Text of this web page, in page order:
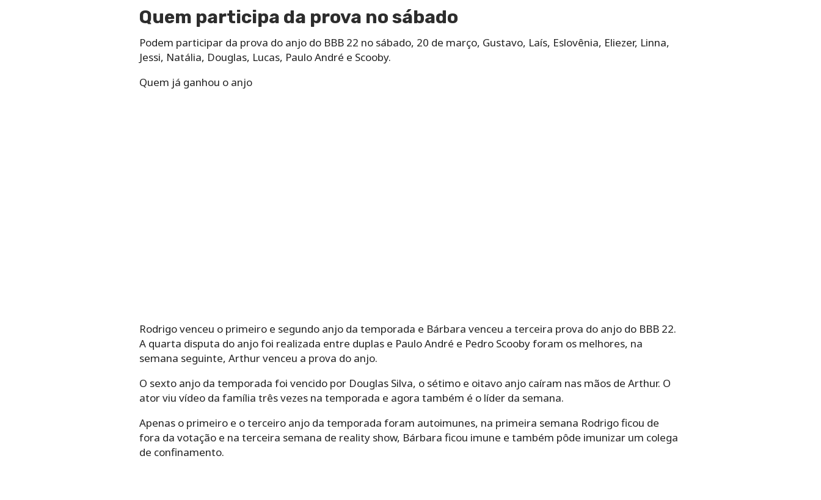
Quem participa da prova no sábado
Podem participar da prova do anjo do BBB 22 no sábado, 20 de março, Gustavo, Laís, Eslovênia, Eliezer, Linna,
Jessi, Natália, Douglas, Lucas, Paulo André e Scooby.
Quem já ganhou o anjo
Rodrigo venceu o primeiro e segundo anjo da temporada e Bárbara venceu a terceira prova do anjo do BBB 22.
A quarta disputa do anjo foi realizada entre duplas e Paulo André e Pedro Scooby foram os melhores, na
semana seguinte, Arthur venceu a prova do anjo.
O sexto anjo da temporada foi vencido por Douglas Silva, o sétimo e oitavo anjo caíram nas mãos de Arthur. O
ator viu vídeo da família três vezes na temporada e agora também é o líder da semana.
Apenas o primeiro e o terceiro anjo da temporada foram autoimunes, na primeira semana Rodrigo ficou de
fora da votação e na terceira semana de reality show, Bárbara ficou imune e também pôde imunizar um colega
de confinamento.